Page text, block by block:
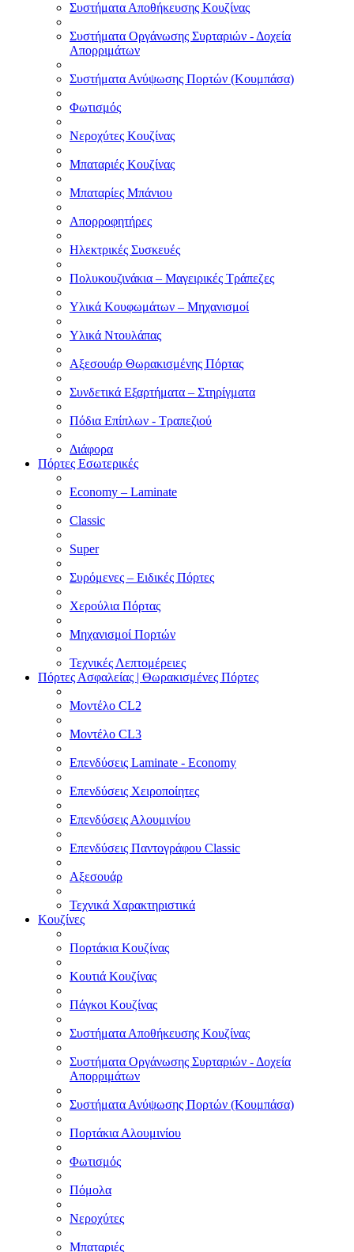
Συστήματα Αποθήκευσης Κουζίνας
Συστήματα Οργάνωσης Συρταριών - Δοχεία
Απορριμάτων
Συστήματα Ανύψωσης Πορτών (Κουμπάσα)
Φωτισμός
Νεροχύτες Κουζίνας
Μπαταριές Κουζίνας
Μπαταρίες Μπάνιου
Απορροφητήρες
Ηλεκτρικές Συσκευές
Πολυκουζινάκια – Μαγειρικές Τράπεζες
Υλικά Κουφωμάτων – Μηχανισμοί
Υλικά Ντουλάπας
Αξεσουάρ Θωρακισμένης Πόρτας
Συνδετικά Εξαρτήματα – Στηρίγματα
Πόδια Επίπλων - Τραπεζιού
Διάφορα
Πόρτες Εσωτερικές
Economy – Laminate
Classic
Super
Συρόμενες – Ειδικές Πόρτες
Χερούλια Πόρτας
Μηχανισμοί Πορτών
Τεχνικές Λεπτομέρειες
Πόρτες Ασφαλείας | Θωρακισμένες Πόρτες
Μοντέλο CL2
Μοντέλο CL3
Επενδύσεις Laminate - Economy
Επενδύσεις Χειροποίητες
Επενδύσεις Αλουμινίου
Επενδύσεις Παντογράφου Classic
Αξεσουάρ
Τεχνικά Χαρακτηριστικά
Κουζίνες
Πορτάκια Κουζίνας
Κουτιά Κουζίνας
Πάγκοι Κουζίνας
Συστήματα Αποθήκευσης Κουζίνας
Συστήματα Οργάνωσης Συρταριών - Δοχεία
Απορριμάτων
Συστήματα Ανύψωσης Πορτών (Κουμπάσα)
Πορτάκια Αλουμινίου
Φωτισμός
Πόμολα
Νεροχύτες
Μπαταριές